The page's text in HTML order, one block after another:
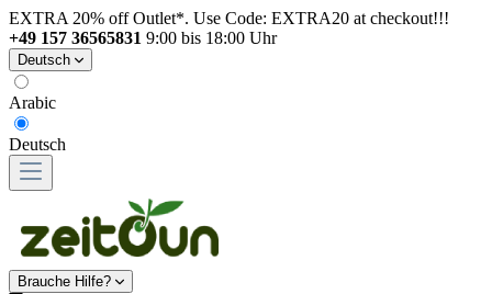
EXTRA 20% off Outlet*. Use Code: EXTRA20 at checkout!!!
+49 157 36565831 9:00 bis 18:00 Uhr
Deutsch
Arabic
Deutsch
Brauche Hilfe?